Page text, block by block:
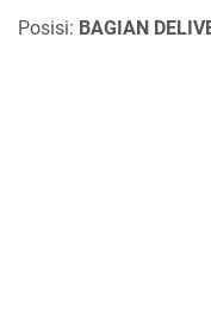
Posisi: BAGIAN